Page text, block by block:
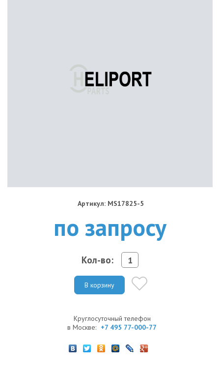
Артикул: MS17825-5
по запросу
Кол-во:
В корзину
Круглосуточный телефон
в Москве: +7 495 77-000-77